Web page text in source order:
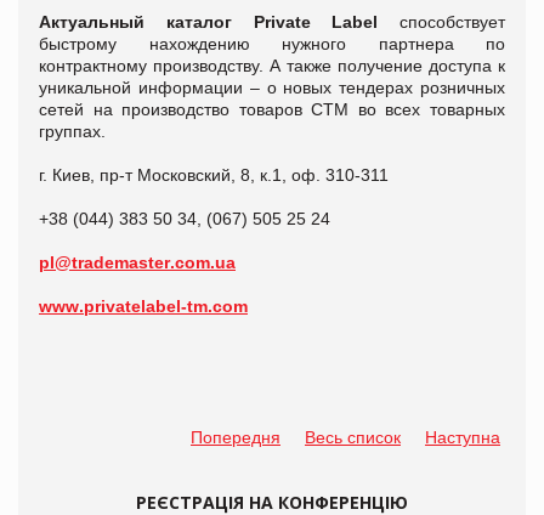
Актуальный каталог Private Label способствует
быстрому нахождению нужного партнера по
контрактному производству. А также получение доступа к
уникальной информации – о новых тендерах розничных
сетей на производство товаров СТМ во всех товарных
группах.
г. Киев, пр-т Московский, 8, к.1, оф. 310-311
+38 (044) 383 50 34, (067) 505 25 24
pl@trademaster.com.ua
www.privatelabel-tm.com
Попередня Весь список Наступна
РЕЄСТРАЦІЯ НА КОНФЕРЕНЦІЮ